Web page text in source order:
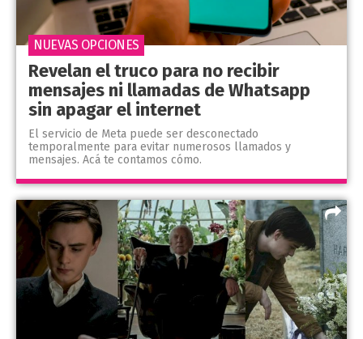
Revelan el truco para no recibir
mensajes ni llamadas de Whatsapp
sin apagar el internet
El servicio de Meta puede ser desconectado
temporalmente para evitar numerosos llamados y
mensajes. Acá te contamos cómo.
NUEVAS OPCIONES